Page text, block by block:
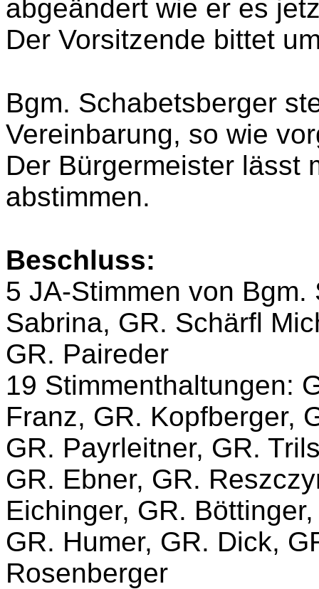
abgeändert wie er es
Der Vorsitzende bittet
Bgm. Schabetsberger
Vereinbarung, so wie
Der Bürgermeister lässt
abstimmen.
Beschluss:
5 JA-Stimmen von
Sabrina, GR. Schärfl
GR. Paireder
19 Stimmenthaltungen:
Franz, GR. Kopfberger,
GR. Payrleitner, GR.
GR. Ebner, GR.
Eichinger, GR.
GR. Humer, GR. Dick,
Rosenberger